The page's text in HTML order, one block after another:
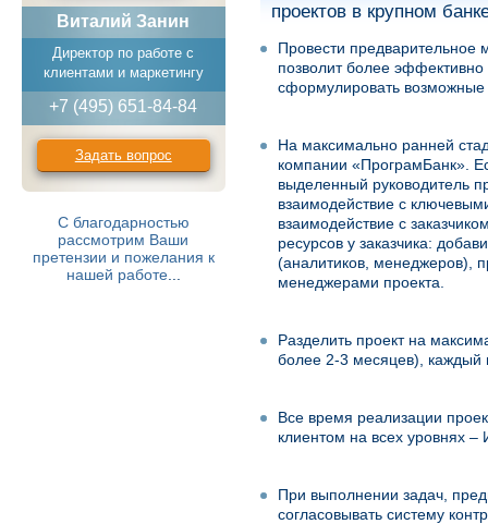
Виталий Занин
Директор по работе с
клиентами и маркетингу
+7 (495) 651-84-84
Задать вопрос
С благодарностью
рассмотрим Ваши
претензии и пожелания к
нашей работе...
проектов в крупном
Провести предварительное
позволит более
сформулировать возможные
На максимально ранней
компании «ПрограмБанк».
выделенный руководитель
взаимодействие с
взаимодействие с
ресурсов у заказчика:
(аналитиков, менеджеров),
менеджерами проекта.
Разделить проект на
более 2-3 месяцев), каждый
Все время реализации
клиентом на всех уровнях –
При выполнении задач,
согласовывать систему